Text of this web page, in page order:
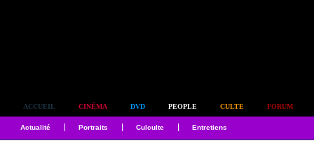
ACCUEIL CINÉMA DVD PEOPLE CULTE FORUM
Actualité Portraits Culculte Entretiens